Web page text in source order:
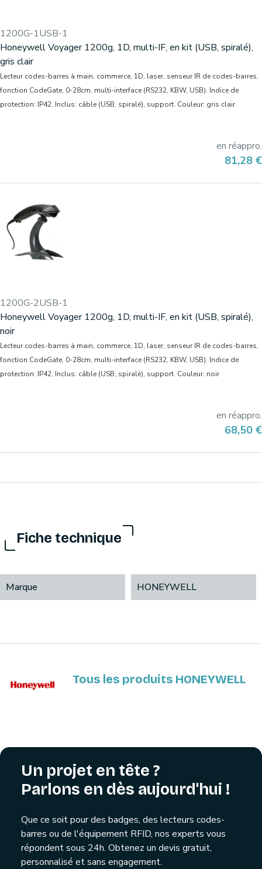
1200G-1USB-1
Honeywell Voyager 1200g, 1D, multi-IF, en kit (USB, spiralé),
gris clair
Lecteur codes-barres à main, commerce, 1D, laser, senseur IR de codes-barres,
fonction CodeGate, 0-28cm, multi-interface (RS232, KBW, USB). Indice de
protection: IP42. Inclus: câble (USB, spiralé), support. Couleur: gris clair
en réappro.
Prix
81,28 €
1200G-2USB-1
Honeywell Voyager 1200g, 1D, multi-IF, en kit (USB, spiralé),
noir
Lecteur codes-barres à main, commerce, 1D, laser, senseur IR de codes-barres,
fonction CodeGate, 0-28cm, multi-interface (RS232, KBW, USB). Indice de
protection: IP42. Inclus: câble (USB, spiralé), support. Couleur: noir
en réappro.
Prix
68,50 €
Fiche technique
Marque HONEYWELL
Tous les produits HONEYWELL
Un projet en tête ?
Parlons en dès aujourd'hui !
Que ce soit pour des badges, des lecteurs codes-
barres ou de l'équipement RFID, nos experts vous
répondent sous 24h. Obtenez un devis gratuit,
personnalisé et sans engagement.